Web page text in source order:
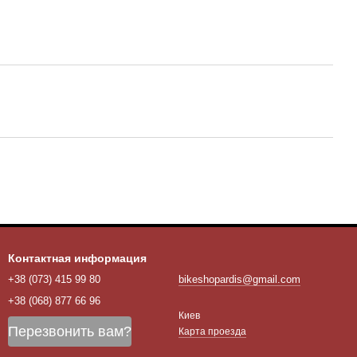
Контактная информация
+38 (073) 415 99 80
+38 (068) 877 66 96
Перезвонить вам?
bikeshopardis@gmail.com
Киев
Карта проезда